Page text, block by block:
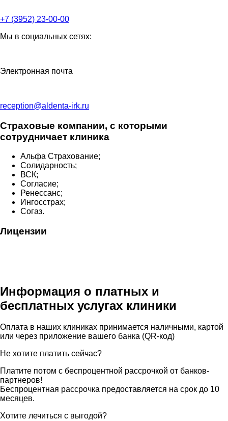
+7 (3952) 23-00-00
Мы в социальных сетях:
Электронная почта
reception@aldenta-irk.ru
Страховые компании, с которыми
сотрудничает клиника
Альфа Страхование;
Солидарность;
ВСК;
Согласие;
Ренессанс;
Ингосстрах;
Согаз.
Лицензии
Информация о платных и
бесплатных услугах клиники
Оплата в наших клиниках принимается наличными, картой
или через приложение вашего банка (QR-код)
Не хотите платить сейчас?
Платите потом с беспроцентной рассрочкой от банков-
партнеров!
Беспроцентная рассрочка предоставляется на срок до 10
месяцев.
Хотите лечиться с выгодой?